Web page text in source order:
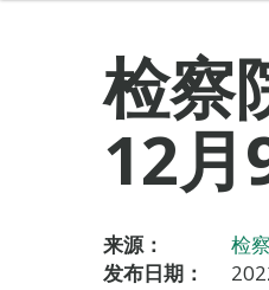
检察
12月
来源：
检
发布日期：